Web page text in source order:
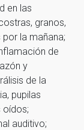
en las
granos,
la mañana;
de
y
de la
pupilas
oídos;
auditivo;